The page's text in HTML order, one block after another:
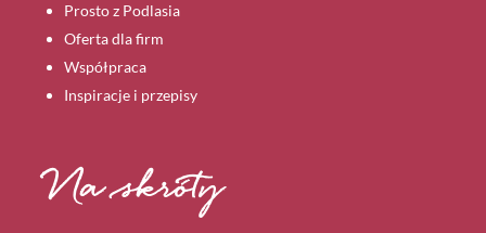
Prosto z Podlasia
Oferta dla firm
Współpraca
Inspiracje i przepisy
Na skróty